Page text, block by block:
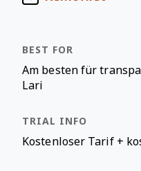
Am besten für
Lari
Kostenloser Tarif +